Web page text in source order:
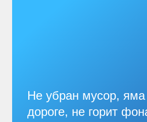
Не убран мусор,
дороге, не горит